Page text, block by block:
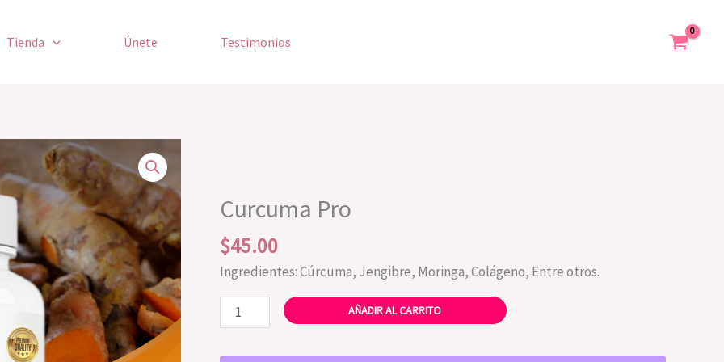
Tienda Únete Testimonios
Curcuma Pro
$45.00
Ingredientes: Cúrcuma, Jengibre, Moringa, Colágeno, Entre otros.
AÑADIR AL CARRITO